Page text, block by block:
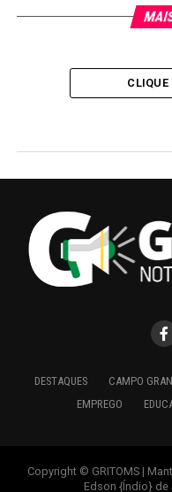
CLIQUE
DESTAQUES CAMPO
EMPREGO
Copyright © GRITOMS |
Edson {Índio} de